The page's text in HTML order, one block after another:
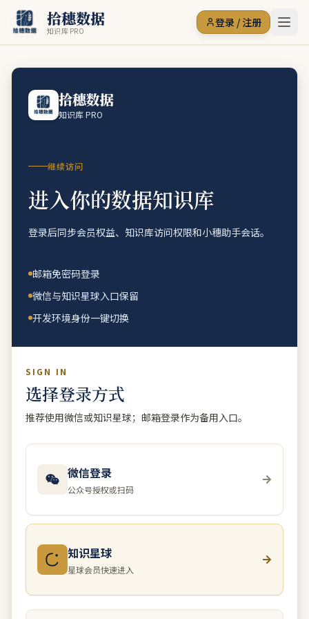
拾穗数据
知识库 PRO
登录 / 注册
拾穗数据
知识库 PRO
继续访问
进入你的数据知识库
登录后同步会员权益、知识库访问权限和小穗助手会话。
邮箱免密码登录
微信与知识星球入口保留
开发环境身份一键切换
SIGN IN
选择登录方式
推荐使用微信或知识星球；邮箱登录作为备用入口。
微信登录
公众号授权或扫码
知识星球
星球会员快速进入